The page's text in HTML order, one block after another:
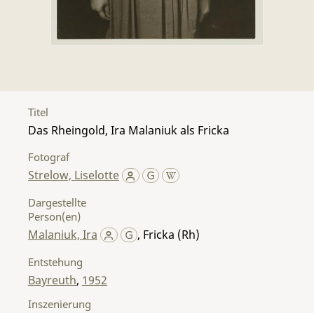
Titel
Das Rheingold, Ira Malaniuk als Fricka
Fotograf
Strelow, Liselotte
Dargestellte
Person(en)
Malaniuk, Ira , Fricka (Rh)
Entstehung
Bayreuth, 1952
Inszenierung